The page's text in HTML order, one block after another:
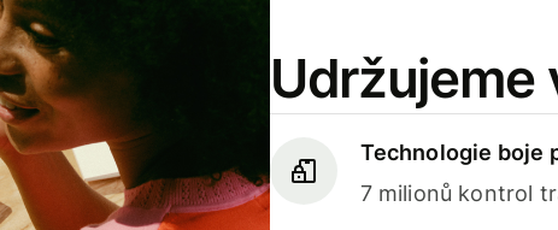
Udržujeme
Technologie boje
7 milionů kontrol